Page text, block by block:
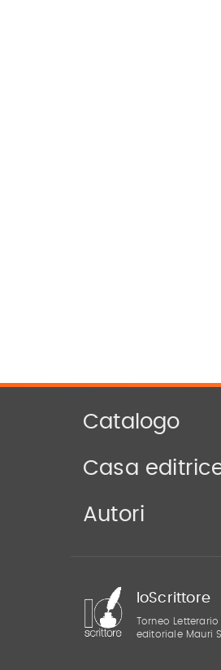
Catalogo
Casa
Autori
IoScrittore
Torneo
editoriale Mauri